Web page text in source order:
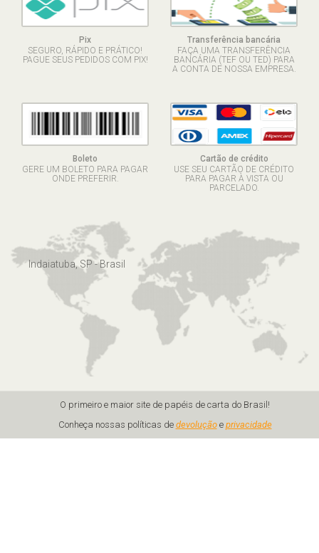
Pix
SEGURO, RÁPIDO E PRÁTICO!
PAGUE SEUS PEDIDOS COM PIX!
Transferência bancária
FAÇA UMA TRANSFERÊNCIA
BANCÁRIA (TEF OU TED) PARA
A CONTA DE NOSSA EMPRESA.
Boleto
GERE UM BOLETO PARA PAGAR
ONDE PREFERIR.
Cartão de crédito
USE SEU CARTÃO DE CRÉDITO
PARA PAGAR À VISTA OU
PARCELADO.
Indaiatuba, SP - Brasil
O primeiro e maior site de papéis de carta do Brasil!
Conheça nossas políticas de devoluçãoe privacidade